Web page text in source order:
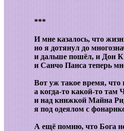
***
И мне казалось, что
но я дотянул до
и дальше пошёл, и Дон
и Санчо Панса теперь
Вот уж такое время, что
а когда-то какой-то
и над книжкой Майна
я под одеялом с
А ещё помню, что Бога